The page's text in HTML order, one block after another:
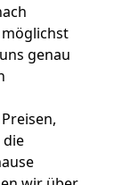
genau
die